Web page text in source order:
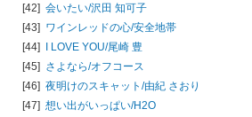
[42] 会いたい/沢田 知可子
[43] ワインレッドの心/安全地帯
[44] I LOVE YOU/尾崎 豊
[45] さよなら/オフコース
[46] 夜明けのスキャット/由紀 さおり
[47] 想い出がいっぱい/H2O